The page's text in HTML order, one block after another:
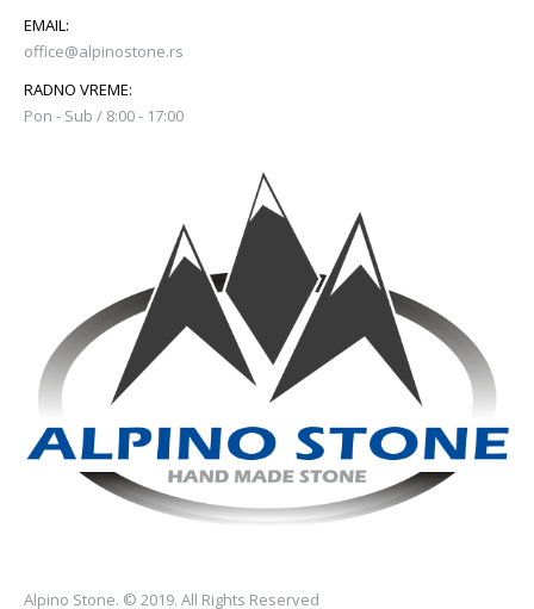
EMAIL:
office@alpinostone.rs
RADNO VREME:
Pon - Sub / 8:00 - 17:00
Alpino Stone. © 2019. All Rights Reserved